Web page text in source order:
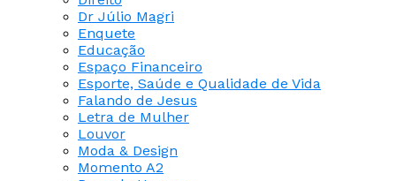
Dr Júlio Magri
Enquete
Educação
Espaço Financeiro
Esporte, Saúde e Qualidade de Vida
Falando de Jesus
Letra de Mulher
Louvor
Moda & Design
Momento A2